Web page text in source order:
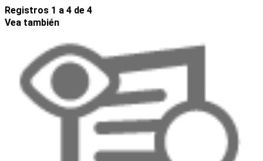
Registros 1 a 4 de 4
Vea también